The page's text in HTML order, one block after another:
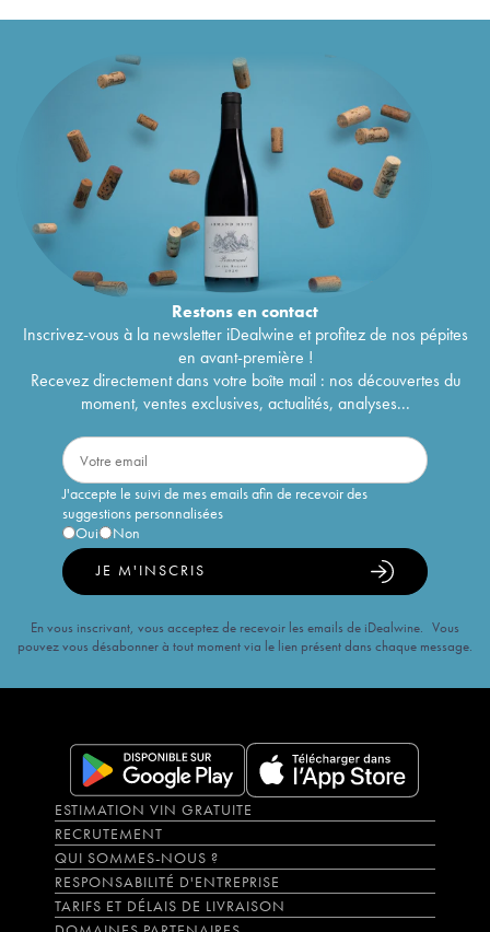
Restons encontact
Inscrivez-vous à la newsletter iDealwine et profitez de nos pépites
en avant-première !
Recevez directement dans votre boîte mail : nos découvertes du
moment, ventes exclusives, actualités, analyses...
J'accepte le suivi de mes emails afin de recevoir des
suggestions personnalisées
Oui
Non
JE M'INSCRIS
En vous inscrivant, vous acceptez de recevoir les emails de iDealwine. Vous
pouvez vous désabonner à tout moment via le lien présent dans chaque message.
ESTIMATION VIN GRATUITE
RECRUTEMENT
QUI SOMMES-NOUS ?
RESPONSABILITÉ D'ENTREPRISE
TARIFS ET DÉLAIS DE LIVRAISON